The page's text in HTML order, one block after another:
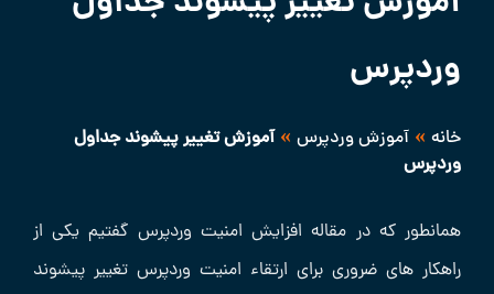
وردپرس
خانه » آموزش وردپرس »آموزش تغییر پیشوند جداول
وردپرس
همانطور که در مقاله افزایش امنیت وردپرس گفتیم یکی از
راهکار های ضروری برای ارتقاء امنیت وردپرس تغییر پیشوند